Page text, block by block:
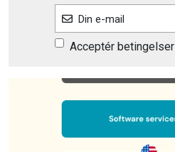
Din e-mail
Acceptér betingelser